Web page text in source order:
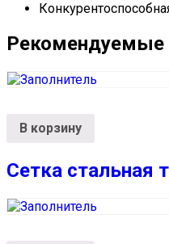
Рекомендуемые
В корзину
Сетка стальная